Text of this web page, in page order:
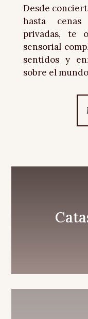
Desde
hasta
privadas, te
sensorial
sentidos y
sobre el